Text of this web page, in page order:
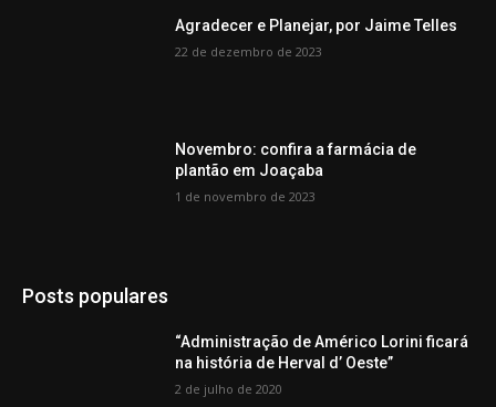
Agradecer e Planejar, por Jaime Telles
22 de dezembro de 2023
Novembro: confira a farmácia de
plantão em Joaçaba
1 de novembro de 2023
Posts populares
“Administração de Américo Lorini ficará
na história de Herval d’ Oeste”
2 de julho de 2020